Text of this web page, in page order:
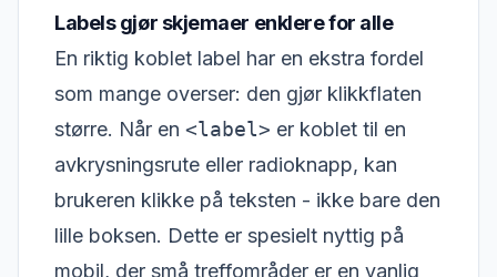
Labels gjør skjemaer enklere for alle
En riktig koblet label har en ekstra fordel
som mange overser: den gjør klikkflaten
større. Når en <label> er koblet til en
avkrysningsrute eller radioknapp, kan
brukeren klikke på teksten - ikke bare den
lille boksen. Dette er spesielt nyttig på
mobil, der små treffområder er en vanlig